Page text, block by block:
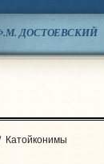
ДОСТОЕВСКИЙ
Катойконимы